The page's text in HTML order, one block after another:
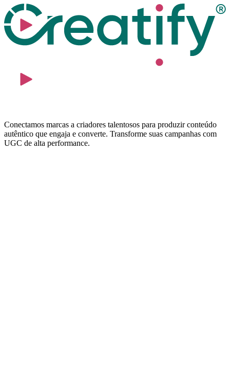
Conectamos marcas a criadores talentosos para produzir conteúdo
autêntico que engaja e converte. Transforme suas campanhas com
UGC de alta performance.